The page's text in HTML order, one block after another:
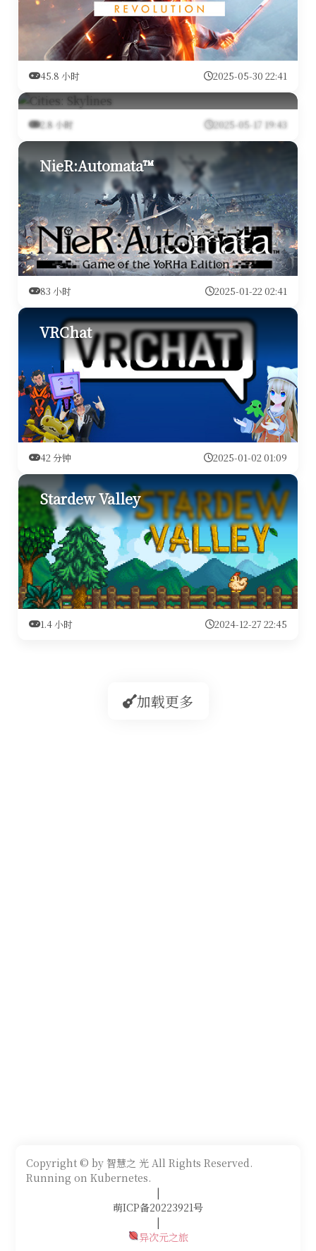
45.8 小时 2025-05-30 22:41
Cities: Skylines
2.8 小时 2025-05-17 19:43
NieR:Automata™
83 小时 2025-01-22 02:41
VRChat
42 分钟 2025-01-02 01:09
Stardew Valley
1.4 小时 2024-12-27 22:45
加载更多
Copyright © by 智慧之 光 All Rights Reserved.
Running on Kubernetes.
|
萌ICP备20223921号
|
异次元之旅